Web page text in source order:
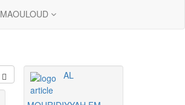
MAOULOUD
AL